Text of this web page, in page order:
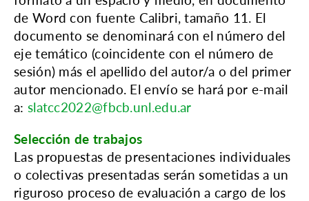
de Word con fuente Calibri, tamaño 11. El
documento se denominará con el número del
eje temático (coincidente con el número de
sesión) más el apellido del autor/a o del primer
autor mencionado. El envío se hará por e-mail
a: slatcc2022@fbcb.unl.edu.ar
Selección de trabajos
Las propuestas de presentaciones individuales
o colectivas presentadas serán sometidas a un
riguroso proceso de evaluación a cargo de los